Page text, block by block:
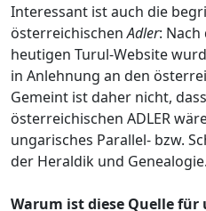
Interessant ist auch die
österreichischenAdler:
heutigen Turul-Website
in Anlehnung an den
Gemeint ist daher nicht, dass
österreichischen ADLER
ungarisches Parallel- bzw.
der Heraldik und Genealogie.
Warum ist diese Quelle für